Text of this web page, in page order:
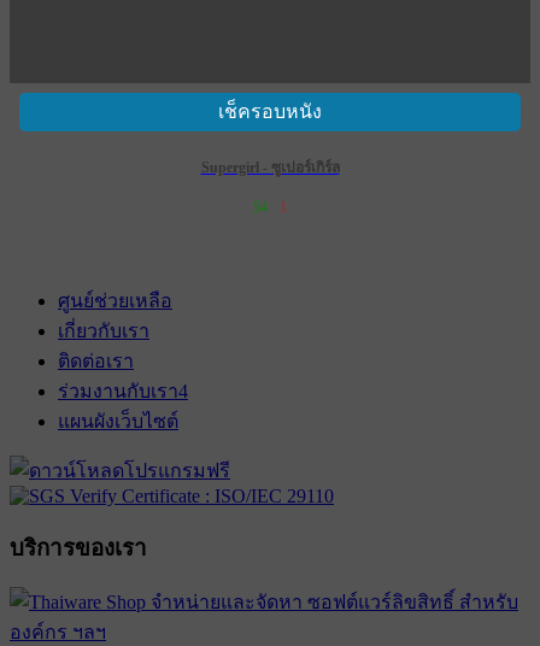
เช็ครอบหนัง
Supergirl - ซูเปอร์เกิร์ล
54 1
ศูนย์ช่วยเหลือ
เกี่ยวกับเรา
ติดต่อเรา
ร่วมงานกับเรา4
แผนผังเว็บไซต์
บริการของเรา